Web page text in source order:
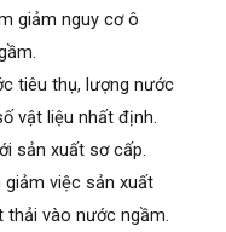
giảm nguy cơ ô
tiêu thụ, lượng nước
vật liệu nhất định.
sản xuất sơ cấp.
việc sản xuất
thải vào nước ngầm.